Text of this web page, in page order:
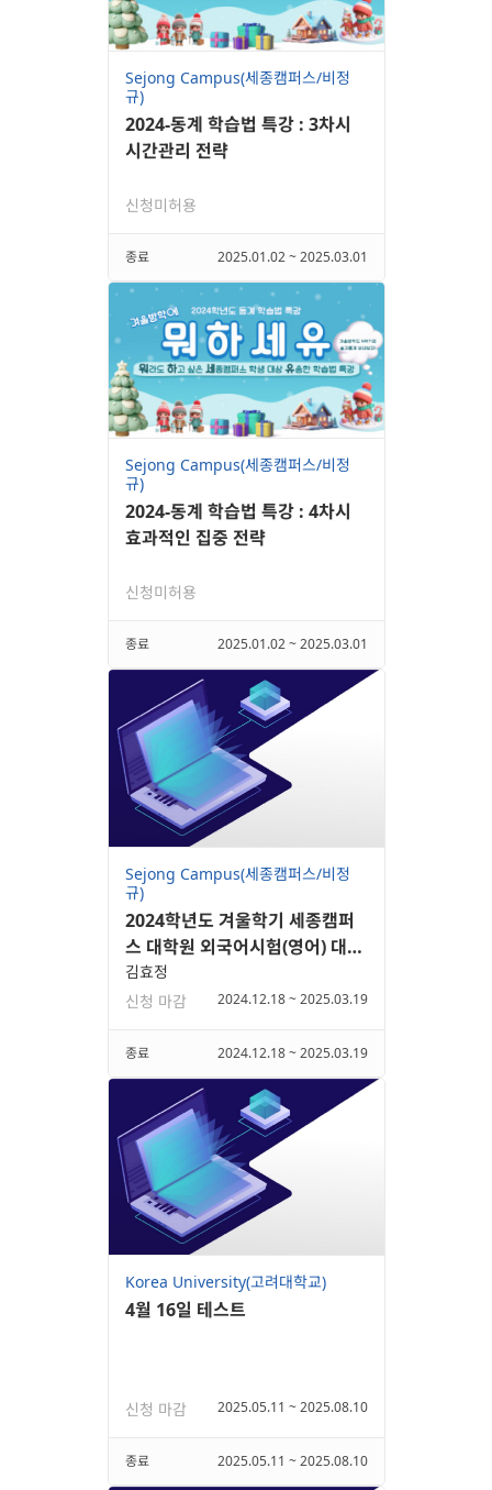
Sejong Campus(세종캠퍼스/비정
규)
2024-동계 학습법 특강 : 3차시
시간관리 전략
신청미허용
종료 2025.01.02 ~ 2025.03.01
Sejong Campus(세종캠퍼스/비정
규)
2024-동계 학습법 특강 : 4차시
효과적인 집중 전략
신청미허용
종료 2025.01.02 ~ 2025.03.01
Sejong Campus(세종캠퍼스/비정
규)
2024학년도 겨울학기 세종캠퍼
스 대학원 외국어시험(영어) 대체
어학강좌
김효정
신청 마감
2024.12.18 ~ 2025.03.19
종료 2024.12.18 ~ 2025.03.19
Korea University(고려대학교)
4월 16일 테스트
신청 마감 2025.05.11 ~ 2025.08.10
종료 2025.05.11 ~ 2025.08.10